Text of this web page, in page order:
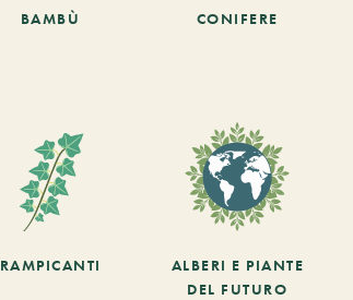
BAMBÙ CONIFERE
RAMPICANTI
ALBERI E PIANTE
DEL FUTURO